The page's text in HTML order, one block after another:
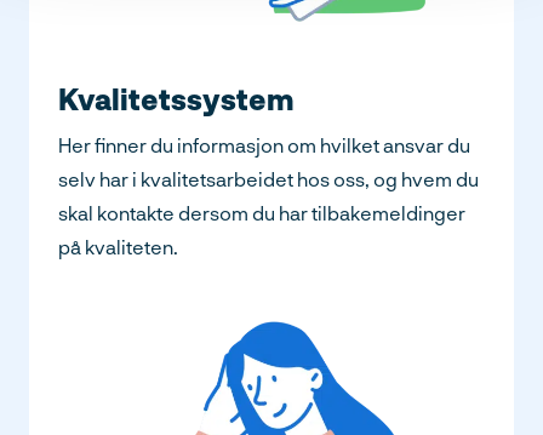
Kvalitetssystem
Her finner du informasjon om hvilket ansvar du
selv har i kvalitetsarbeidet hos oss, og hvem du
skal kontakte dersom du har tilbakemeldinger
på kvaliteten.